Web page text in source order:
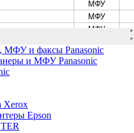
OKI
RICOH
аппаратов
МФУ и факсы Panasonic
и МФУ Panasonic
Xerox
Epson